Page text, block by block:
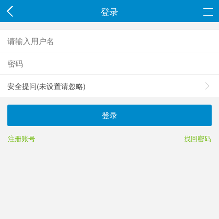
登录
安全提问(未设置请忽略)
登录
注册账号 找回密码